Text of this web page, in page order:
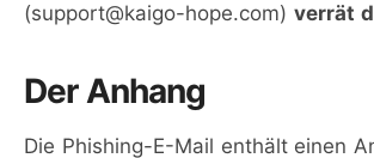
(support@kaigo-hope.com) verrät
Der Anhang
Die Phishing-E-Mail enthält einen